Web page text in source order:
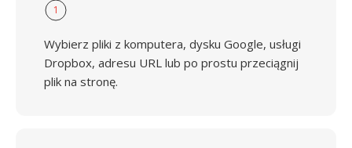
1
Wybierz pliki z komputera, dysku Google, usługi
Dropbox, adresu URL lub po prostu przeciągnij
plik na stronę.